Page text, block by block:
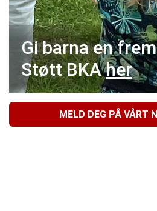
Gi barna en
Støtt BKAher
MELD DEG PÅ VÅRT